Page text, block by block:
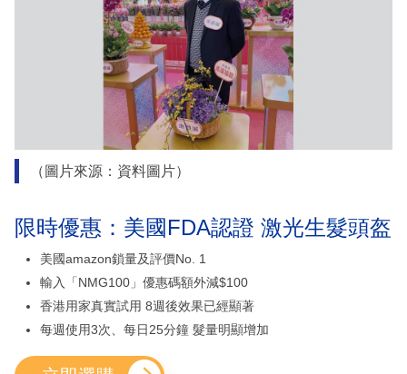
（圖片來源：資料圖片）
限時優惠：美國FDA認證 激光生髮頭盔
美國amazon鎖量及評價No. 1
輸入「NMG100」優惠碼額外減$100
香港用家真實試用 8週後效果已經顯著
每週使用3次、每日25分鐘 髮量明顯增加